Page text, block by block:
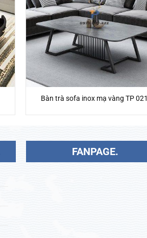
Bàn trà sofa inox mạ vàng TP 021
FANPAGE.